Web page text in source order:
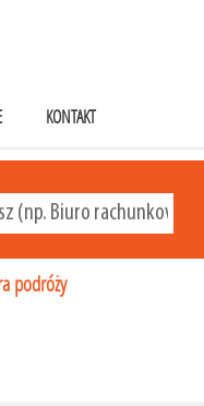
KONTAKT
podróży